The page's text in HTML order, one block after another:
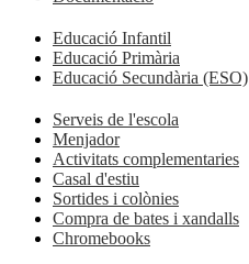
Educació Infantil
Educació Primària
Educació Secundària (ESO)
Serveis de l'escola
Menjador
Activitats complementaries
Casal d'estiu
Sortides i colònies
Compra de bates i xandalls
Chromebooks